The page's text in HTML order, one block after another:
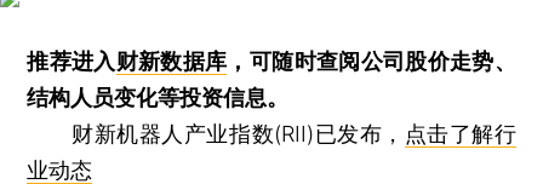
推荐进入财新数据库 ，可随时查阅公司股价走势、
结构人员变化等投资信息。
财新机器人产业指数(RII)已发布， 点击了解行
业动态